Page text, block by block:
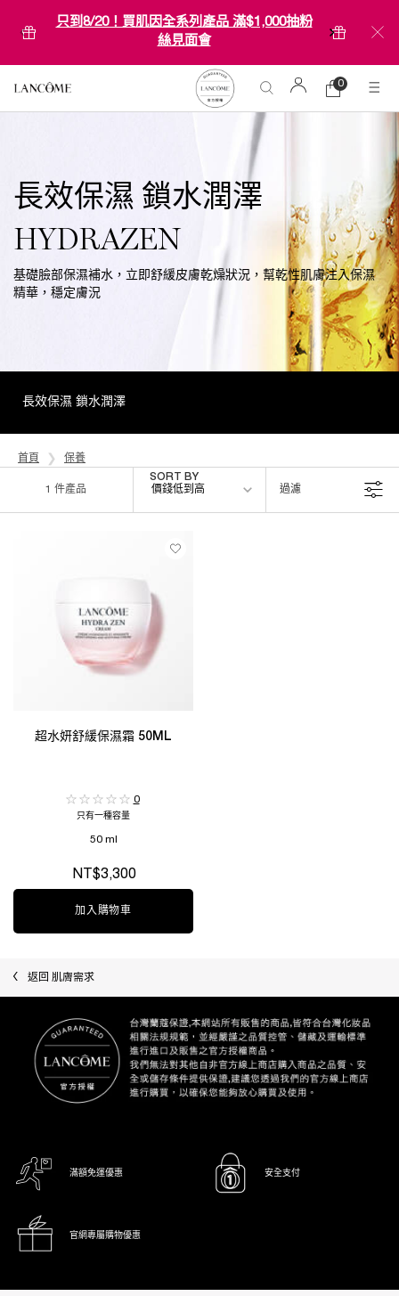
只到8/20！買肌因全系列產品 滿$1,000抽粉
絲見面會
購
物
0
0 product in
長效保濕 鎖水潤澤
HYDRAZEN
基礎臉部保濕補水，立即舒緩皮膚乾燥狀況，幫乾性肌膚注入保濕
精華，穩定膚況
長效保濕 鎖水潤澤
首頁 保養
1 件產品
Sort by
價錢低到高
SORT BY
過濾
FILTER MENU
超水妍舒緩保濕霜 50ML
0
只有一種容量
50 ml
NT$3,300
加入購物車
返回 肌膚需求
滿額免運優惠 安全支付
官網專屬購物優惠